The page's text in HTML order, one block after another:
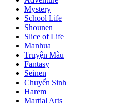
Mystery
School Life
Shounen
Slice of Life
Manhua
Truyện Màu
Fantasy
Seinen
Chuyển Sinh
Harem
Martial Arts